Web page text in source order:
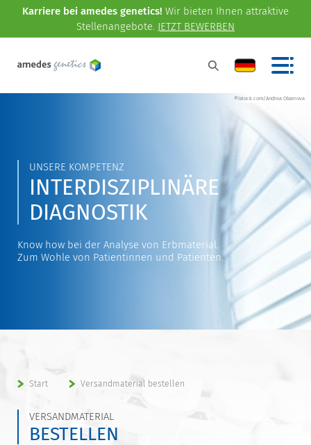
Karriere bei amedes genetics! Wir bieten Ihnen attraktive
Stellenangebote. JETZT BEWERBEN
©istock.com/Andrea Obzerova
UNSERE KOMPETENZ
INTERDISZIPLINÄRE
DIAGNOSTIK
Know how bei der Analyse von Erbmaterial.
Zum Wohle von Patientinnen und Patienten.
Start Versandmaterial bestellen
VERSANDMATERIAL
BESTELLEN